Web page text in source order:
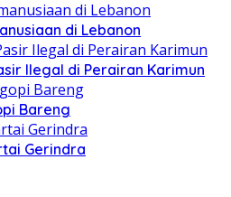
di Lebanon
Ilegal di Perairan Karimun
Bareng
Gerindra